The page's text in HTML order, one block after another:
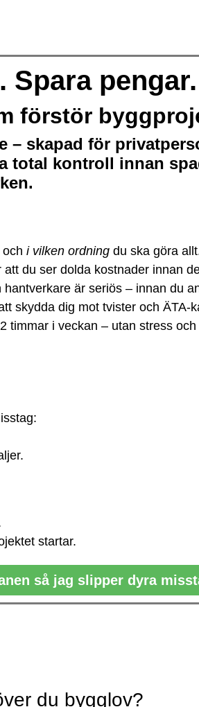
Spara pengar.
förstör
– skapad för
total kontroll innan
och i vilken ordning du ska göra
du ser dolda kostnader innan
är seriös – innan du
skydda dig mot tvister och ÄTA-
timmar i veckan – utan stress
startar.
så jag slipper dyra
du bygglov?